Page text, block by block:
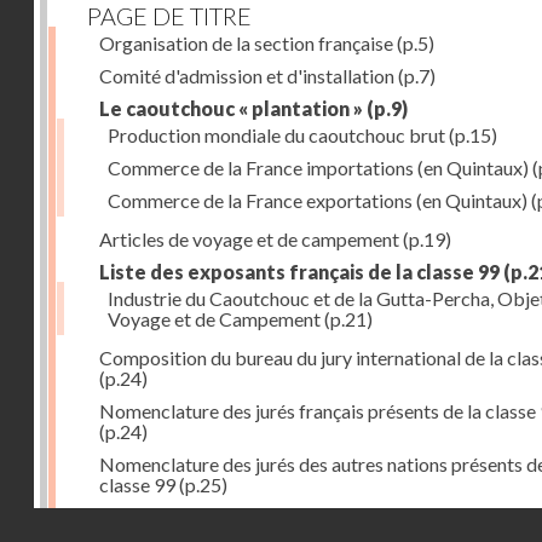
PAGE DE TITRE
Organisation de la section française(p.5)
Comité d'admission et d'installation(p.7)
Le caoutchouc « plantation » (p.9)
Production mondiale du caoutchouc brut(p.15)
Commerce de la France importations (en Quintaux)
Commerce de la France exportations (en Quintaux)
Articles de voyage et de campement(p.19)
Liste des exposants français de la classe 99
Industrie du Caoutchouc et de la Gutta-Percha,
Voyage et de Campement(p.21)
Composition du bureau du jury international de la
(p.24)
Nomenclature des jurés français présents de la classe
(p.24)
Nomenclature des jurés des autres nations présents
classe 99(p.25)